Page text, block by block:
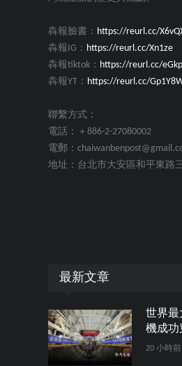
犇報臉書： https://reurl.cc/
犇報IG： https://reurl.cc/Xn1ze
犇報tiktok： https://reurl.cc/
犇報YT： https://reurl.cc/
聯繫方式：
電話：＋886-2-27080002
電郵：
地址：台北市大安區和平東路
最新文章
世界最
機成功
20 小時